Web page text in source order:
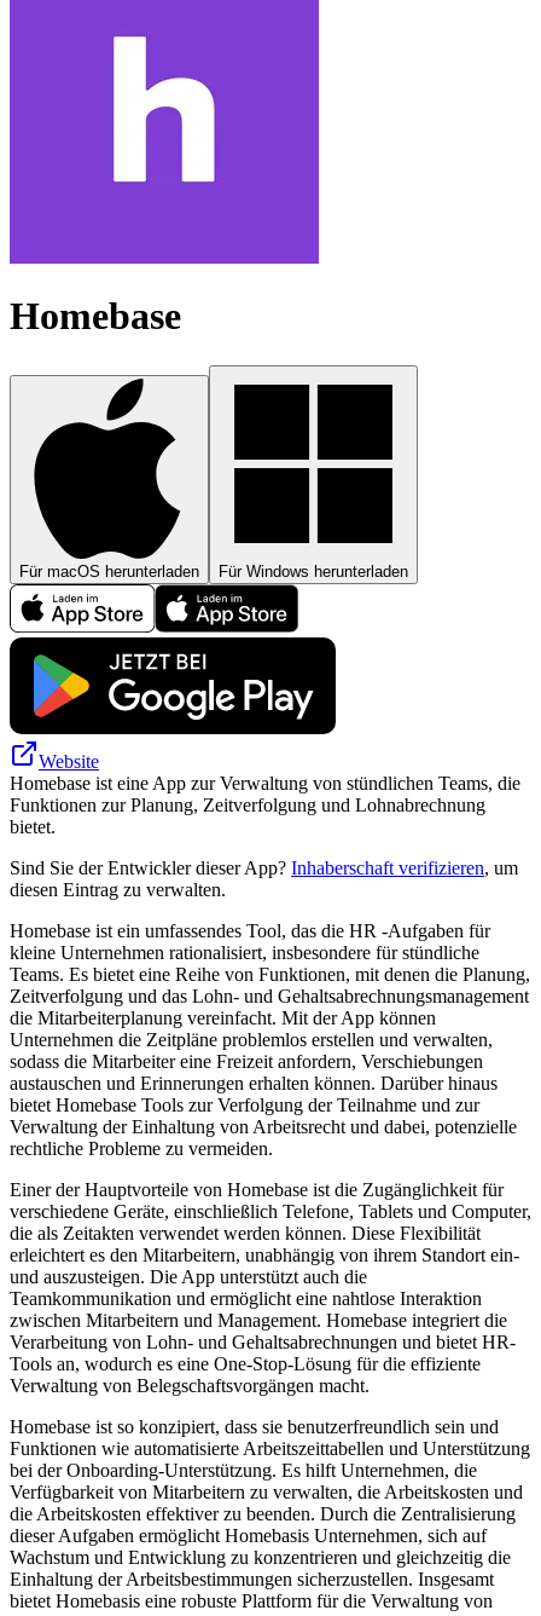
Homebase
Für macOS herunterladen Für Windows herunterladen
Website
Homebase ist eine App zur Verwaltung von stündlichen Teams, die
Funktionen zur Planung, Zeitverfolgung und Lohnabrechnung
bietet.
Sind Sie der Entwickler dieser App? Inhaberschaft verifizieren, um
diesen Eintrag zu verwalten.
Homebase ist ein umfassendes Tool, das die HR -Aufgaben für
kleine Unternehmen rationalisiert, insbesondere für stündliche
Teams. Es bietet eine Reihe von Funktionen, mit denen die Planung,
Zeitverfolgung und das Lohn- und Gehaltsabrechnungsmanagement
die Mitarbeiterplanung vereinfacht. Mit der App können
Unternehmen die Zeitpläne problemlos erstellen und verwalten,
sodass die Mitarbeiter eine Freizeit anfordern, Verschiebungen
austauschen und Erinnerungen erhalten können. Darüber hinaus
bietet Homebase Tools zur Verfolgung der Teilnahme und zur
Verwaltung der Einhaltung von Arbeitsrecht und dabei, potenzielle
rechtliche Probleme zu vermeiden.
Einer der Hauptvorteile von Homebase ist die Zugänglichkeit für
verschiedene Geräte, einschließlich Telefone, Tablets und Computer,
die als Zeitakten verwendet werden können. Diese Flexibilität
erleichtert es den Mitarbeitern, unabhängig von ihrem Standort ein-
und auszusteigen. Die App unterstützt auch die
Teamkommunikation und ermöglicht eine nahtlose Interaktion
zwischen Mitarbeitern und Management. Homebase integriert die
Verarbeitung von Lohn- und Gehaltsabrechnungen und bietet HR-
Tools an, wodurch es eine One-Stop-Lösung für die effiziente
Verwaltung von Belegschaftsvorgängen macht.
Homebase ist so konzipiert, dass sie benutzerfreundlich sein und
Funktionen wie automatisierte Arbeitszeittabellen und Unterstützung
bei der Onboarding-Unterstützung. Es hilft Unternehmen, die
Verfügbarkeit von Mitarbeitern zu verwalten, die Arbeitskosten und
die Arbeitskosten effektiver zu beenden. Durch die Zentralisierung
dieser Aufgaben ermöglicht Homebasis Unternehmen, sich auf
Wachstum und Entwicklung zu konzentrieren und gleichzeitig die
Einhaltung der Arbeitsbestimmungen sicherzustellen. Insgesamt
bietet Homebasis eine robuste Plattform für die Verwaltung von